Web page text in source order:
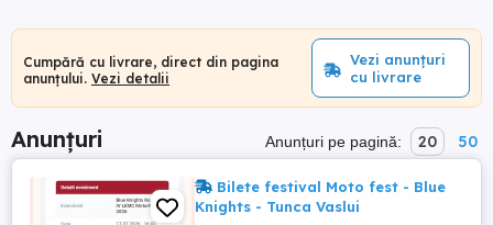
Cumpără cu livrare, direct din pagina
anunțului. Vezi detalii
Vezi anunțuri
cu livrare
Anunțuri Anunțuri pe pagină: 20 50
Bilete festival Moto fest - Blue
Knights - Tunca Vaslui